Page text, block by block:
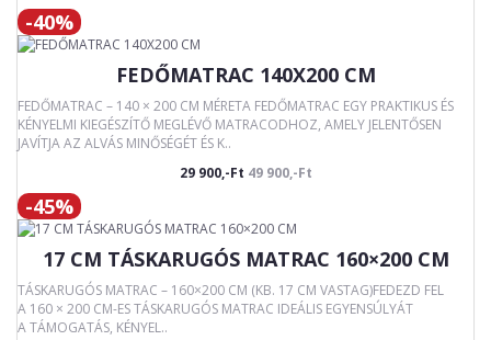
-40%
FEDŐMATRAC 140X200 CM
FEDŐMATRAC – 140 × 200 CM MÉRETA FEDŐMATRAC EGY PRAKTIKUS ÉS
KÉNYELMI KIEGÉSZÍTŐ MEGLÉVŐ MATRACODHOZ, AMELY JELENTŐSEN
JAVÍTJA AZ ALVÁS MINŐSÉGÉT ÉS K..
29 900,-Ft 49 900,-Ft
-45%
17 CM TÁSKARUGÓS MATRAC 160×200 CM
TÁSKARUGÓS MATRAC – 160×200 CM (KB. 17 CM VASTAG)FEDEZD FEL
A 160 × 200 CM-ES TÁSKARUGÓS MATRAC IDEÁLIS EGYENSÚLYÁT
A TÁMOGATÁS, KÉNYEL..